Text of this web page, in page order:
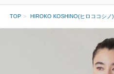
TOP HIROKO KOSHINO(ヒロココシノ)